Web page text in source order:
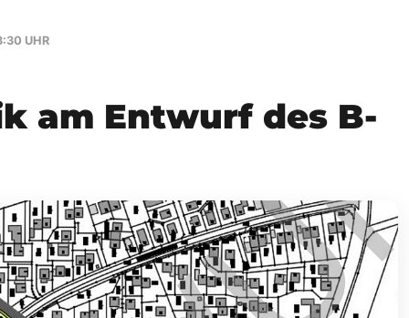
UHR
am Entwurf des B-